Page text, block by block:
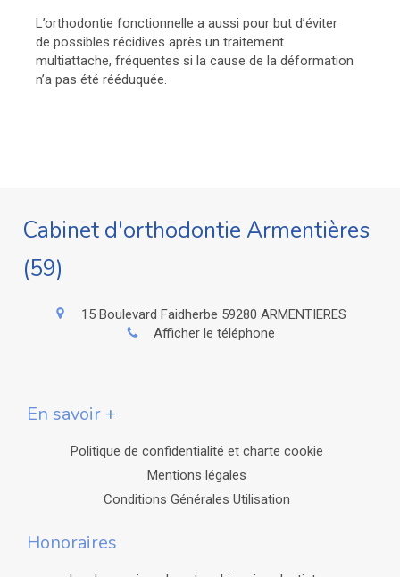
L’orthodontie fonctionnelle a aussi pour but d’éviter
de possibles récidives après un traitement
multiattache, fréquentes si la cause de la déformation
n’a pas été rééduquée.
Cabinet d'orthodontie Armentières
(59)
15 Boulevard Faidherbe 59280 ARMENTIERES
Afficher le téléphone
En savoir +
Politique de confidentialité et charte cookie
Mentions légales
Conditions Générales Utilisation
Honoraires